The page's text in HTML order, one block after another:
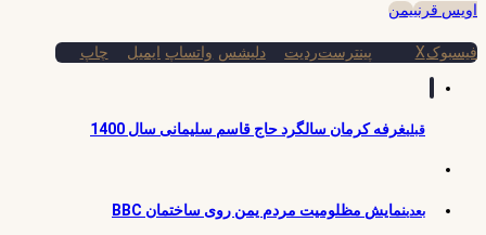
اویس قرنییمن
فیسبوکX پینترستردیت دلیشس واتساپ ایمیل چاپ
قبلیغرفه کرمان سالگرد حاج قاسم سلیمانی سال 1400
بعدینمایش مظلومیت مردم یمن روی ساختمان BBC